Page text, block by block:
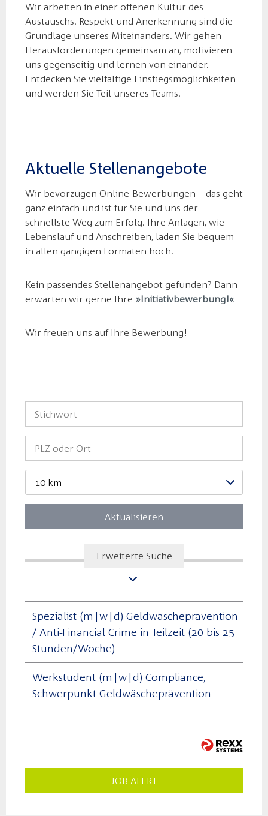
Wir arbeiten in einer offenen Kultur des
Austauschs. Respekt und Anerkennung sind die
Grundlage unseres Miteinanders. Wir gehen
Herausforderungen gemeinsam an, motivieren
uns gegenseitig und lernen von einander.
Entdecken Sie vielfältige Einstiegsmöglichkeiten
und werden Sie Teil unseres Teams.
Aktuelle Stellenangebote
Wir bevorzugen Online-Bewerbungen – das geht
ganz einfach und ist für Sie und uns der
schnellste Weg zum Erfolg. Ihre Anlagen, wie
Lebenslauf und Anschreiben, laden Sie bequem
in allen gängigen Formaten hoch.
Kein passendes Stellenangebot gefunden? Dann
erwarten wir gerne Ihre
Initiativbewerbung!
Wir freuen uns auf Ihre Bewerbung!
10 km
Aktualisieren
Erweiterte Suche
Spezialist (m|w|d) Geldwäscheprävention
/ Anti-Financial Crime in Teilzeit (20 bis 25
Stunden/Woche)
Werkstudent (m|w|d) Compliance,
Schwerpunkt Geldwäscheprävention
JOB ALERT